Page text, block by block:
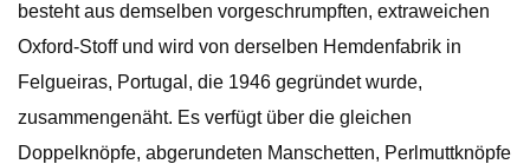
besteht aus demselben vorgeschrumpften, extraweichen
Oxford-Stoff und wird von derselben Hemdenfabrik in
Felgueiras, Portugal, die 1946 gegründet wurde,
zusammengenäht. Es verfügt über die gleichen
Doppelknöpfe, abgerundeten Manschetten, Perlmuttknöpfe